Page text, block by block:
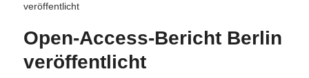
veröffentlicht
Open-Access-Bericht Berlin
veröffentlicht